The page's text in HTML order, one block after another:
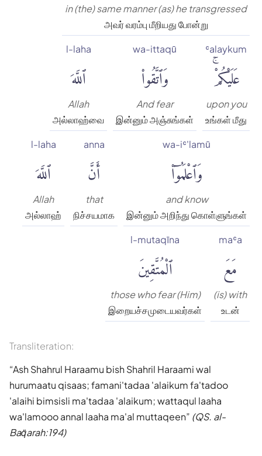
in (the) same manner (as) he transgressed
அவர் வரம்பு மீறியது போன்று
ʿalaykum
عَلَيْكُمْۚ
upon you
உங்கள் மீது
wa-ittaqū
وَٱتَّقُوا۟
And fear
இன்னும் அஞ்சுங்கள்
l-laha
ٱللَّهَ
Allah
அல்லாஹ்வை
wa-iʿ'lamū
وَٱعْلَمُوٓا۟
and know
இன்னும் அறிந்து கொள்ளுங்கள்
anna
أَنَّ
that
நிச்சயமாக
l-laha
ٱللَّهَ
Allah
அல்லாஹ்
maʿa
مَعَ
(is) with
உடன்
l-mutaqīna
ٱلْمُتَّقِينَ
those who fear (Him)
இறையச்சமுடையவர்கள்
Transliteration:
Ash Shahrul Haraamu bish Shahril Haraami wal
hurumaatu qisaas; famani'tadaa 'alaikum fa'tadoo
'alaihi bimsisli ma'tadaa 'alaikum; wattaqul laaha
wa'lamooo annal laaha ma'al muttaqeen (QS. al-
Baq̈arah:194)